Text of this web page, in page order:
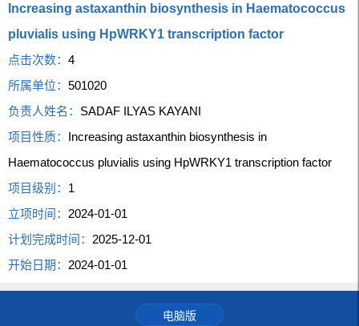
Increasing astaxanthin biosynthesis in Haematococcus
pluvialis using HpWRKY1 transcription factor
点击次数：4
所属单位：501020
负责人姓名： SADAF ILYAS KAYANI
项目性质： Increasing astaxanthin biosynthesis in
Haematococcus pluvialis using HpWRKY1 transcription factor
项目级别： 1
立项时间： 2024-01-01
计划完成时间： 2025-12-01
开始日期： 2024-01-01
电脑版